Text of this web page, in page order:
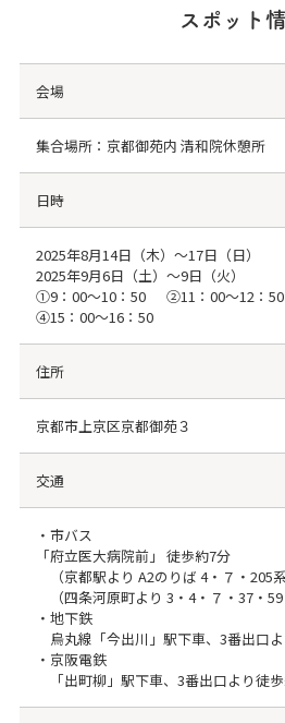
スポット
会場
集合場所：京都御苑内 清和院休憩所
日時
2025年8月14日（木）～17日（日）
2025年9月6日（土）～9日（火）
①9：00～10：50 ②11：00～12：
④15：00～16：50
住所
京都市上京区京都御苑３
交通
・市バス
「府立医大病院前」 徒歩約7分
（京都駅より A2のりば 4・７・205系
（四条河原町より 3・4・７・37・59
・地下鉄
烏丸線「今出川」駅下車、3番出口
・京阪電鉄
「出町柳」駅下車、3番出口より徒